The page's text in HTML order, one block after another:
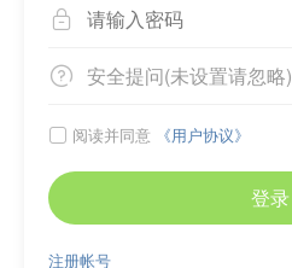

 安全提问(未设置请忽略)
 阅读并同意 《用户协议》
登录
注册帐号